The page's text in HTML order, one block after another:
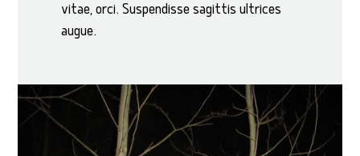
vitae, orci. Suspendisse sagittis ultrices
augue.